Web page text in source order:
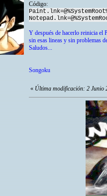
Código:
Y después de hacerlo reinicia el
sin esas lineas y sin problemas
Saludos...
Songoku
« Última modificación: 2 Junio